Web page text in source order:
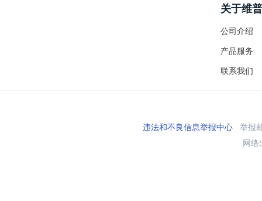
关于维普
公司介绍
产品服务
联系我们
违法和不良信息举报中心举报
网